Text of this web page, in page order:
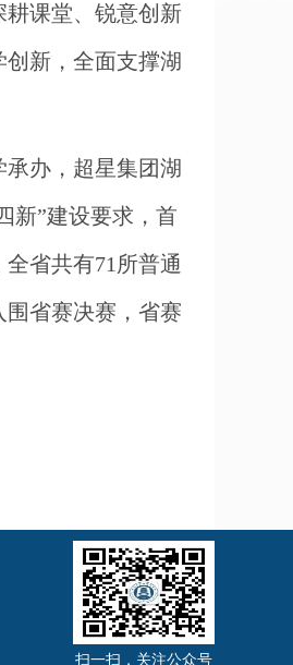
课堂、锐意创新
新，全面支撑湖
办，超星集团湖
新”建设要求，首
省共有71所普通
围省赛决赛，省赛
扫一扫，关注公众号